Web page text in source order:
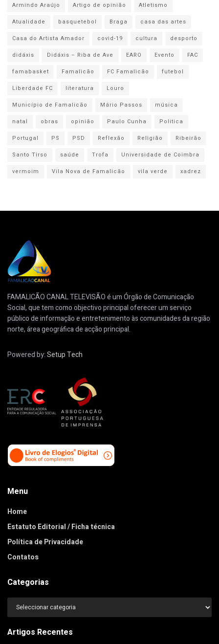
Armindo Araújo Artigo de opinião
Atletismo
Atualidade
basquetebol Braga
casa das artes
Casa do Artista Amador
covid-19 cultura
desporto
didáxis
Didáxis – Riba de Ave EARO Evento
FAC
famabasket
Famalicão FC Famalicão
futebol
Liberdade FC
literatura
Louro
Município de Famalicão
Mário Passos
música
natal
obras opinião Paulo Cunha
Politica
Portugal
PS PSD Reflexão Religião
Ribeirão
Santo Tirso
saúde Trofa
Universidade de Coimbra
vermoim
Vila Nova de Famalicão vila verde xadrez
FAMALICÃO CANAL TELEVISÃO é um Órgão de Comunicação
Social, que tem como objectivo principal oferecer um serviço
público de informação e entretenimento às comunidades da região
norte, área geográfica de acção principal.
Powered by:Setup Tech
Menu
Home
Estatuto Editorial / Ficha técnica
Política de Privacidade
Contatos
Categorias
Categorias
Artigos Recentes